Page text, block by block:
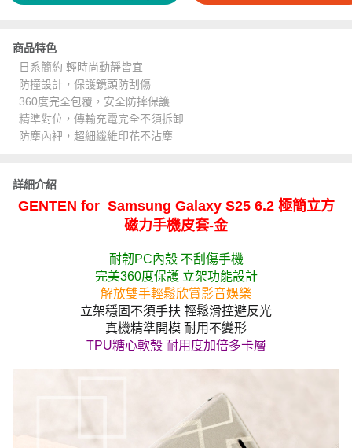
商品特色
日系簡約 輕時尚動靜皆宜
防撞設計，保護鏡頭防刮傷
360度完全包覆，安全防摔保護
精準對位，傳輸充電完全不須拆卸
防塵內裡，超細纖維印花不沾塵
詳細介紹
GENTEN for Samsung Galaxy S25 6.2 極簡立方
磁力手機皮套-金
耐韌PC內殼 不刮傷手機
完美360度保護 立架功能設計
解放雙手輕鬆欣賞影音娛樂
立架穩固不須手扶 輕鬆滑控避反光
真機精準開模 耐用不變形
TPU糖心軟殼 耐用度加倍多卡層